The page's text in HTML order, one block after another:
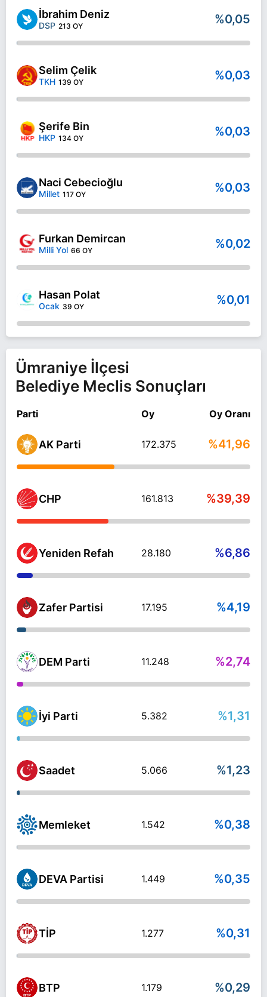
İbrahim Deniz
DSP 213 OY %0,05
Selim Çelik
TKH 139 OY %0,03
Şerife Bin
HKP 134 OY %0,03
Naci Cebecioğlu
Millet 117 OY %0,03
Furkan Demircan
Milli Yol 66 OY %0,02
Hasan Polat
Ocak 39 OY %0,01
Ümraniye İlçesi
Belediye Meclis Sonuçları
Parti Oy Oy Oranı
AK Parti 172.375 %41,96
CHP 161.813 %39,39
Yeniden Refah 28.180 %6,86
Zafer Partisi 17.195 %4,19
DEM Parti 11.248 %2,74
İyi Parti 5.382 %1,31
Saadet 5.066 %1,23
Memleket 1.542 %0,38
DEVA Partisi 1.449 %0,35
TİP 1.277 %0,31
BTP 1.179 %0,29